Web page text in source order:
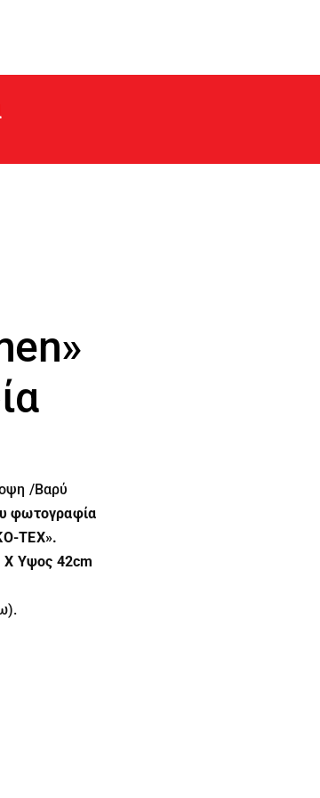
/Βαρύ
φωτογραφία
TEX».
Υψος 42cm